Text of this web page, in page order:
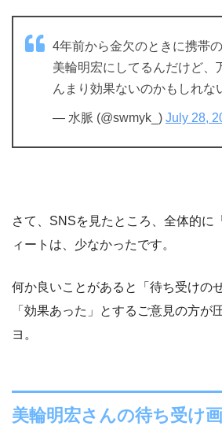
4年前から金欠のときに携帯
美輪明宏にしてるんだけど、
んまり効果ないのかもしれな
— 水脈 (@swmyk_) July 28,
さて、SNSを見たところ、全体的に
ィートは、少なかったです。
何か良いことがあると「待ち受けの
「効果あった」とするご意見の方が
ヨ。
美輪明宏さんの待ち受け